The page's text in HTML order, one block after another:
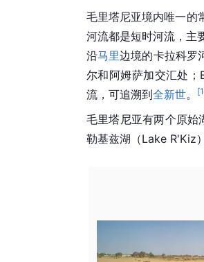
毛里塔尼亚境内唯一的
河流都是短时河流，主
沿马里边境的卡拉科罗
尔和阿姆萨加交汇处
流，可追溯到全新世。 [
毛里塔尼亚有两个原
勒基兹湖（Lake R'Kiz